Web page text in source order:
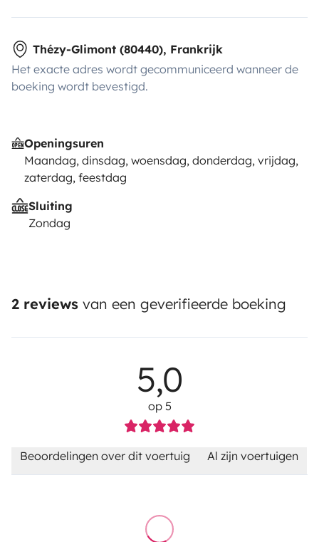
Thézy-Glimont (80440), Frankrijk
Het exacte adres wordt gecommuniceerd wanneer de
boeking wordt bevestigd.
Openingsuren
Maandag, dinsdag, woensdag, donderdag, vrijdag,
zaterdag, feestdag
Sluiting
Zondag
2 reviews van een geverifieerde boeking
5,0
op 5
Beoordelingen over dit voertuig Al zijn voertuigen